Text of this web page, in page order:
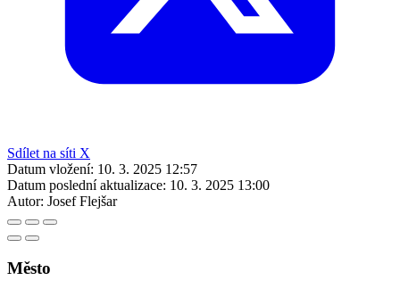
Sdílet na síti X
Datum vložení: 10. 3. 2025 12:57
Datum poslední aktualizace: 10. 3. 2025 13:00
Autor: Josef Flejšar
Město